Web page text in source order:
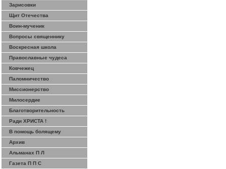
Зарисовки
Щит Отечества
Воин-мученик
Вопросы священнику
Воскресная школа
Православные чудеса
Ковчежец
Паломничество
Миссионерство
Милосердие
Благотворительность
Ради ХРИСТА !
В помощь болящему
Архив
Альманах П Л
Газета П П С